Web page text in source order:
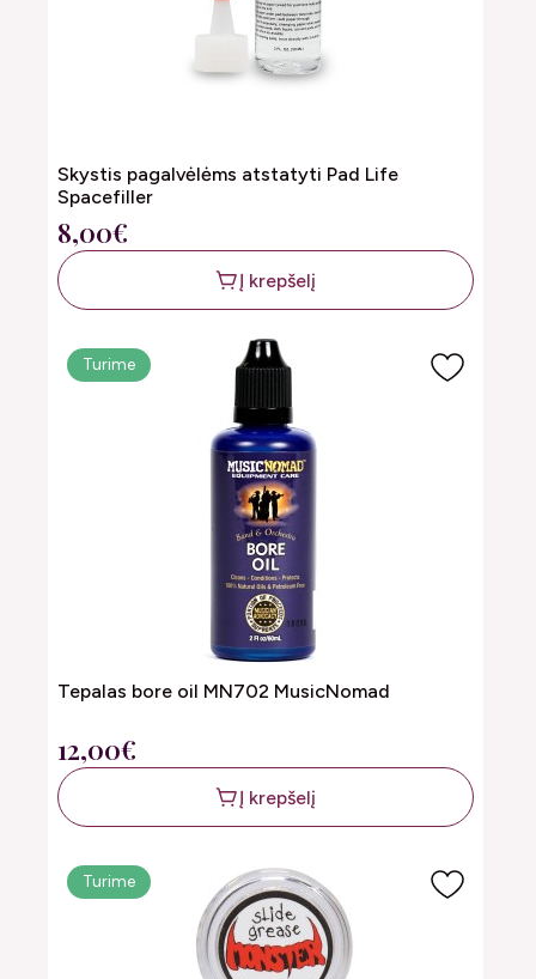
Skystis pagalvėlėms atstatyti Pad Life
Spacefiller
8,00€
Į krepšelį
Turime
Tepalas bore oil MN702 MusicNomad
12,00€
Į krepšelį
Turime